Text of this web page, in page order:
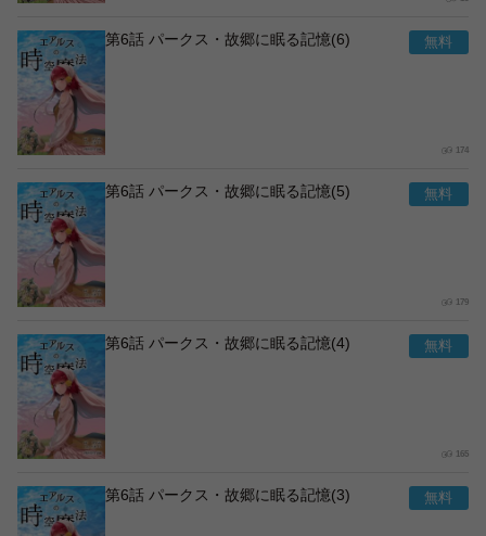
第6話 パークス・故郷に眠る記憶(6)
174
第6話 パークス・故郷に眠る記憶(5)
179
第6話 パークス・故郷に眠る記憶(4)
165
第6話 パークス・故郷に眠る記憶(3)